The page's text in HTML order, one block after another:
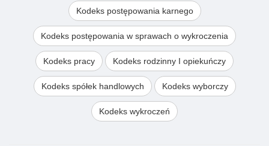
Kodeks postępowania karnego
Kodeks postępowania w sprawach o wykroczenia
Kodeks pracy Kodeks rodzinny I opiekuńczy
Kodeks spółek handlowych Kodeks wyborczy
Kodeks wykroczeń